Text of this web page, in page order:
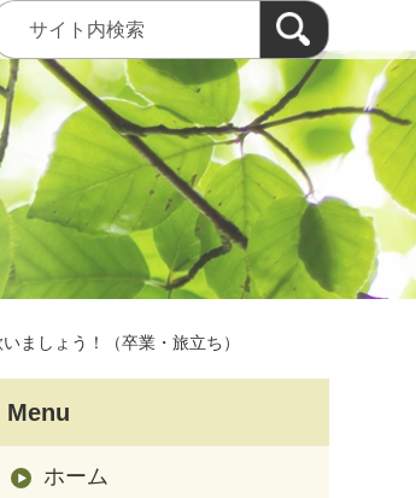
ましょう！（卒業・旅立ち）
Menu
ホーム